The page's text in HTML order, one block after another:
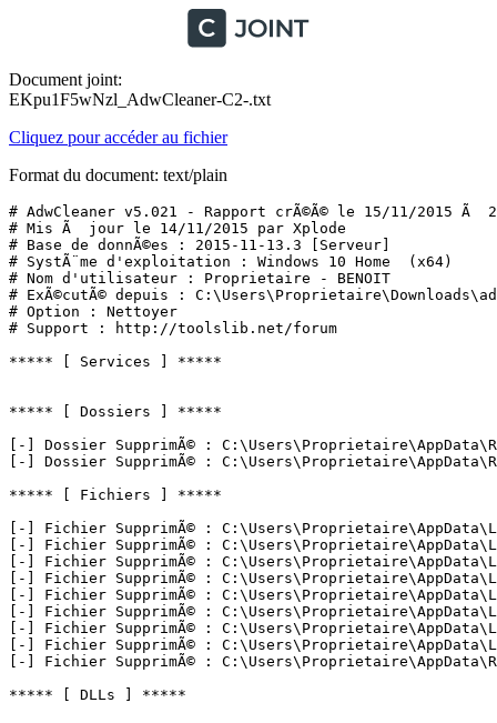
Document joint:
EKpu1F5wNzl_AdwCleaner-C2-.txt
Cliquez pour accéder au fichier
Format du document: text/plain
# AdwCleaner v5.021 - Rapport crÃ©Ã© le 15/11/2015 Ã
# Mis Ã  jour le 14/11/2015 par Xplode
# Base de donnÃ©es : 2015-11-13.3 [Serveur]
# SystÃ¨me d'exploitation : Windows 10 Home  (x64)
# Nom d'utilisateur : Proprietaire - BENOIT
# ExÃ©cutÃ© depuis :
# Option : Nettoyer
# Support : http://toolslib.net/forum
***** [ Services ] *****
***** [ Dossiers ] *****
[-] Dossier SupprimÃ© :
[-] Dossier SupprimÃ© :
***** [ Fichiers ] *****
[-] Fichier SupprimÃ© :
[-] Fichier SupprimÃ© :
[-] Fichier SupprimÃ© :
[-] Fichier SupprimÃ© :
[-] Fichier SupprimÃ© :
[-] Fichier SupprimÃ© :
[-] Fichier SupprimÃ© :
[-] Fichier SupprimÃ© :
[-] Fichier SupprimÃ© :
***** [ DLLs ] *****